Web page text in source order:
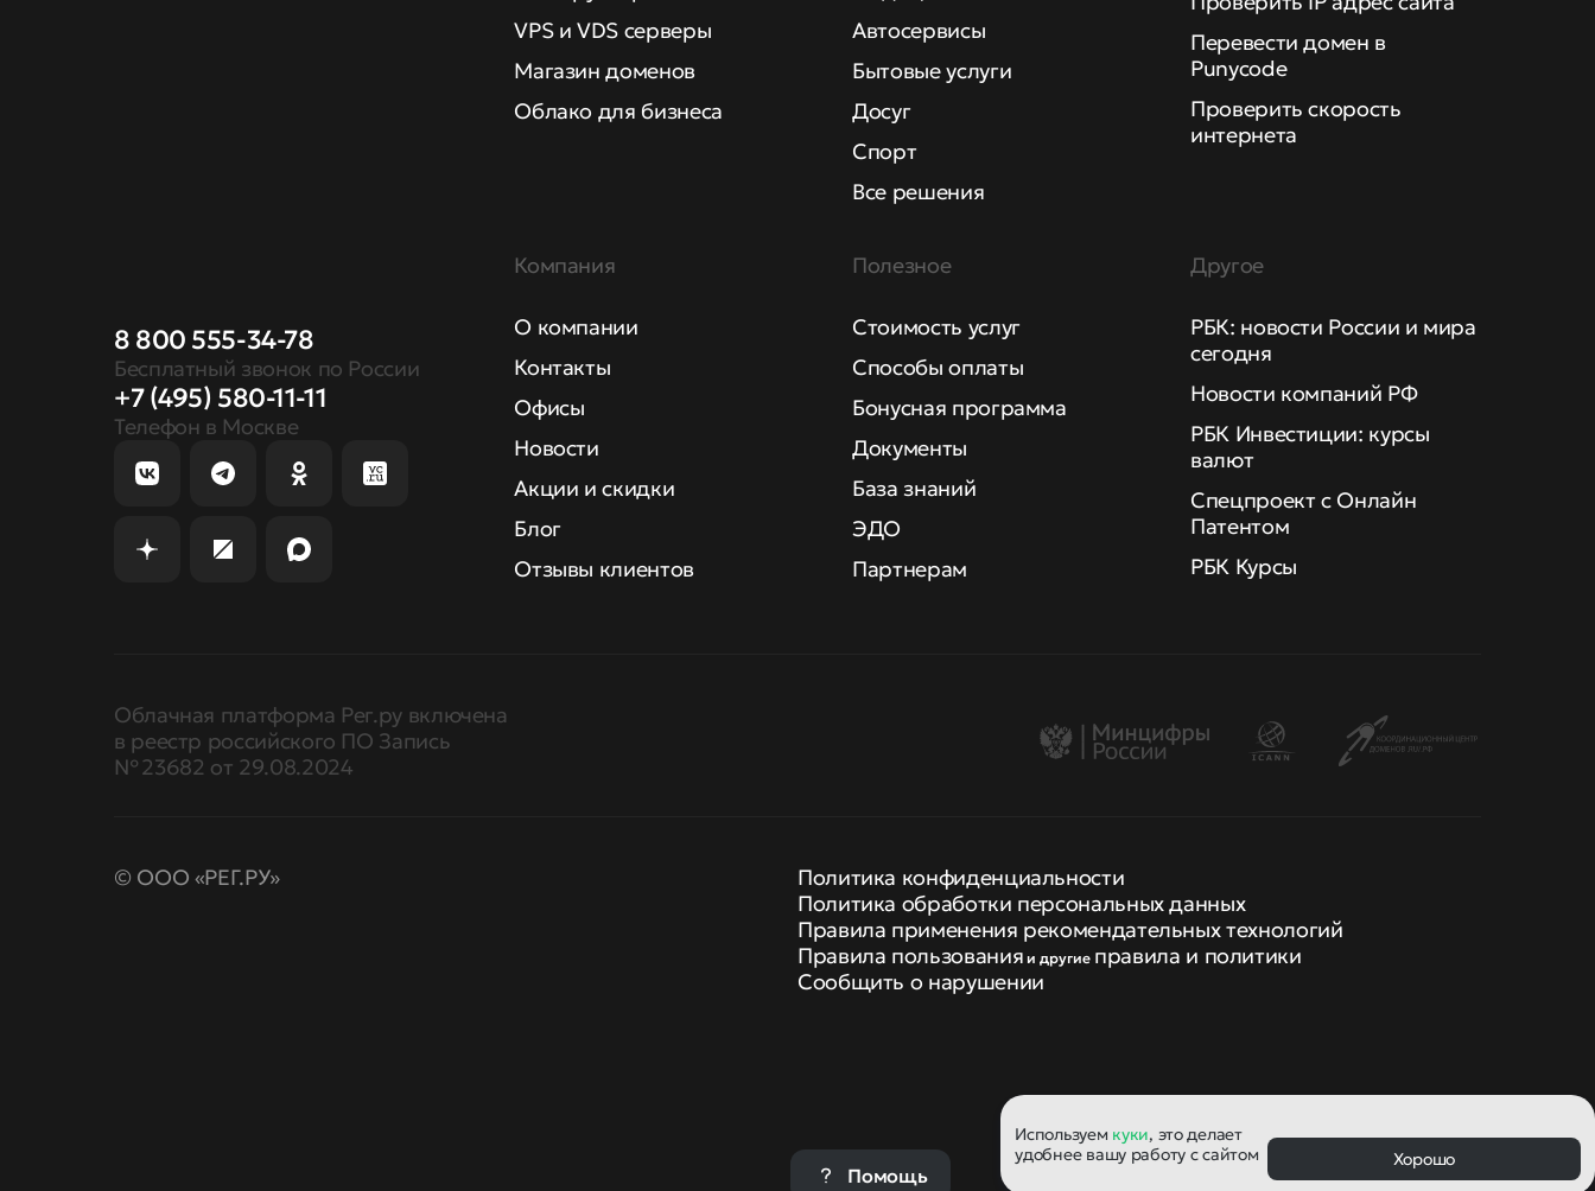
8 800 555-34-78
Бесплатный звонок по России
+7 (495) 580-11-11
Телефон в Москве
VPS и VDS серверы
Магазин доменов
Облако для бизнеса
Автосервисы
Бытовые услуги
Досуг
Спорт
Все решения
Перевести домен в
Punycode
Проверить скорость
интернета
Компания
О компании
Контакты
Офисы
Новости
Акции и скидки
Блог
Отзывы клиентов
Полезное
Стоимость услуг
Способы оплаты
Бонусная программа
Документы
База знаний
ЭДО
Партнерам
Другое
РБК: новости России и мира
сегодня
Новости компаний РФ
РБК Инвестиции: курсы
валют
Спецпроект с Онлайн
Патентом
РБК Курсы
Облачная платформа Рег.ру включена
в реестр российского ПО Запись
№ 23682 от 29.08.2024
© ООО «РЕГ.РУ»
Политика конфиденциальности
Политика обработки персональных данных
Правила применения рекомендательных технологий
Правила пользования и другие правила и политики
Сообщить о нарушении
Используем куки, это делает
удобнее вашу работу с сайтом
Хорошо
Помощь